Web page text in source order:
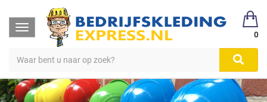
Toggle
navigation
0